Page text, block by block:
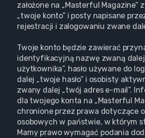
założone na „Masterful Magazine”
„twoje konto” i posty napisane
rejestracji i zalogowaniu zwane
Twoje konto będzie zawierać
identyfikacyjną nazwę zwaną
użytkownika”, hasło używane do
dalej „twoje hasło” i osobisty
zwany dalej „twój adres e-mail”.
dla twojego konta na „Masterful
chronione przez prawa dotyczące
osobowych w państwie, w którym
Mamy prawo wymagać podania